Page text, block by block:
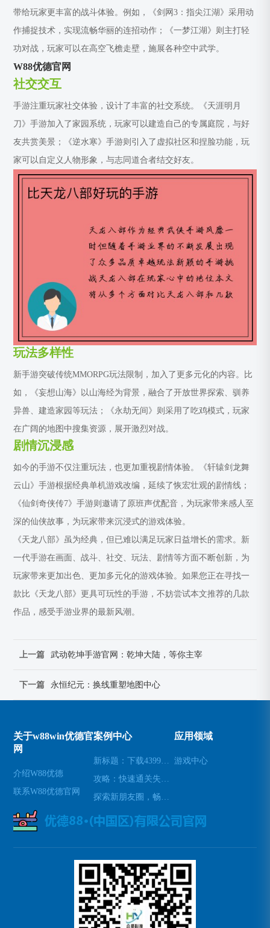
带给玩家更丰富的战斗体验。例如，《剑网3：指尖江湖》采用动
作捕捉技术，实现流畅华丽的连招动作；《一梦江湖》则主打轻
功对战，玩家可以在高空飞檐走壁，施展各种空中武学。
W88优德官网
社交交互
手游注重玩家社交体验，设计了丰富的社交系统。《天涯明月
刀》手游加入了家园系统，玩家可以建造自己的专属庭院，与好
友共赏美景；《逆水寒》手游则引入了虚拟社区和捏脸功能，玩
家可以自定义人物形象，与志同道合者结交好友。
玩法多样性
新手游突破传统MMORPG玩法限制，加入了更多元化的内容。比
如，《妄想山海》以山海经为背景，融合了开放世界探索、驯养
异兽、建造家园等玩法；《永劫无间》则采用了吃鸡模式，玩家
在广阔的地图中搜集资源，展开激烈对战。
剧情沉浸感
如今的手游不仅注重玩法，也更加重视剧情体验。《轩辕剑龙舞
云山》手游根据经典单机游戏改编，延续了恢宏壮观的剧情线；
《仙剑奇侠传7》手游则邀请了原班声优配音，为玩家带来感人至
深的仙侠故事，为玩家带来沉浸式的游戏体验。
《天龙八部》虽为经典，但已难以满足玩家日益增长的需求。新
一代手游在画面、战斗、社交、玩法、剧情等方面不断创新，为
玩家带来更加出色、更加多元化的游戏体验。如果您正在寻找一
款比《天龙八部》更具可玩性的手游，不妨尝试本文推荐的几款
作品，感受手游业界的最新风潮。
上一篇 武动乾坤手游官网：乾坤大陆，等你主宰
下一篇 永恒纪元：换线重塑地图中心
关于w88win优德官
网
介绍W88优德
联系W88优德官网
案例中心 应用领域
游戏中心